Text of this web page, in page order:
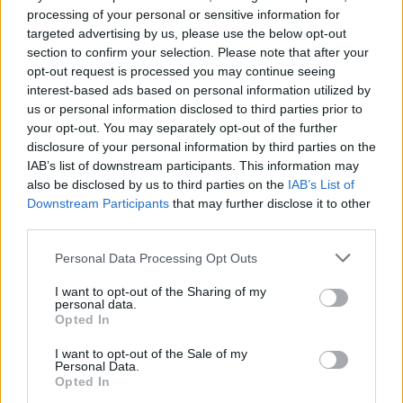
processing of your personal or sensitive information for
targeted advertising by us, please use the below opt-out
section to confirm your selection. Please note that after your
opt-out request is processed you may continue seeing
interest-based ads based on personal information utilized by
us or personal information disclosed to third parties prior to
your opt-out. You may separately opt-out of the further
disclosure of your personal information by third parties on the
IAB’s list of downstream participants. This information may
also be disclosed by us to third parties on the IAB’s List of
Downstream Participants that may further disclose it to other
Personal Data Processing Opt Outs
I want to opt-out of the Sharing of my
personal data.
Opted In
I want to opt-out of the Sale of my
Personal Data.
Opted In
cuore".
PAROLA A BUFFON
"Vogliamo vincere per chiudere il cerchio aperto con la vittoria
dello scudetto. Siamo stati accolti con entusiasmo. Non
sapevo che ci fosse uno Juve Club anche qui. Ci ha fatto
sentire speciali e amati".
"Carlo Ancelotti? I complimenti sono superflui. Non so se è la
dice lunga sullo spessore dell’allenatore e dell’uomo. Non
sono invidioso, sentimento che difficilmente giace e
maniera altruistica per le soddisfazioni che si sta togliendo e
per la grandissima soddisfazione che sta dando al movimento